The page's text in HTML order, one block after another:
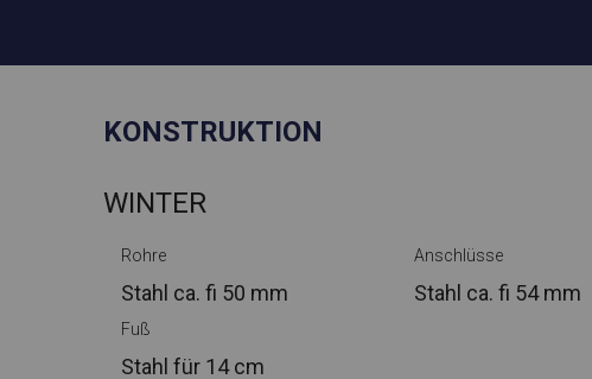
KONSTRUKTION
WINTER
Rohre
Stahl ca. fi 50 mm
Anschlüsse
Stahl ca. fi 54 mm
Fuß
Stahl für 14 cm